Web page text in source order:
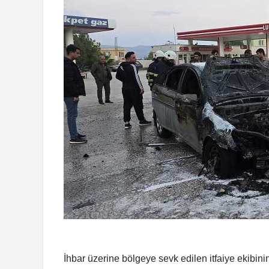
İhbar üzerine bölgeye sevk edilen itfaiye